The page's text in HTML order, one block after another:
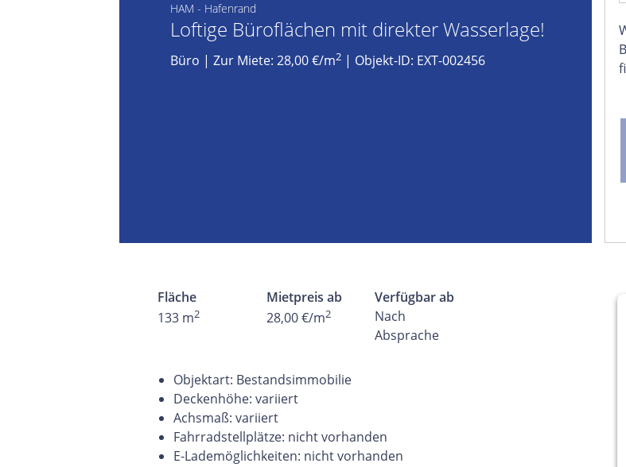
HAM - Hafenrand
Loftige Büroflächen mit direkter Wasserlage!
Büro | Zur Miete: 28,00 €/m2 | Objekt-ID: EXT-002456
Fläche
133 m2
Mietpreis ab
28,00 €/m2
Verfügbar ab
Nach
Absprache
Objektart: Bestandsimmobilie
Deckenhöhe: variiert
Achsmaß: variiert
Fahrradstellplätze: nicht vorhanden
E-Lademöglichkeiten: nicht vorhanden